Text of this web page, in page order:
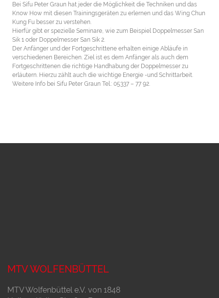
Bei Sifu Peter Graun hat jeder die Möglichkeit die Techniken und das
Know How mit diesen Trainingsgeräten zu erlernen und das Wing Chun
Kung Fu besser zu verstehen.
Hierfür gibt er spezielle Seminare, wie zum Beispiel Doppelmesser San
Sik 1 oder Doppelmesser San Sik 2.
Der Anfänger und der Fortgeschrittene erhalten einige Abläufe in
verschiedenen Bereichen. Ziel ist es dem Anfänger als auch dem
Fortgeschrittenen die richtige Handhabung der Doppelmesser zu
erläutern. Hierzu zählt auch die wichtige Energie -und Schrittarbeit.
Weitere Info bei Sifu Peter Graun Tel.: 05337 – 77 92.
MTV WOLFENBÜTTEL
MTV Wolfenbüttel e.V. von 1848